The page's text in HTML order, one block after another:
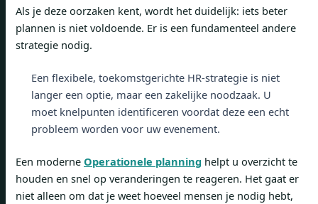
Als je deze oorzaken kent, wordt het duidelijk: iets beter
plannen is niet voldoende. Er is een fundamenteel andere
strategie nodig.
Een flexibele, toekomstgerichte HR-strategie is niet
langer een optie, maar een zakelijke noodzaak. U
moet knelpunten identificeren voordat deze een echt
probleem worden voor uw evenement.
Een moderne Operationele planning helpt u overzicht te
houden en snel op veranderingen te reageren. Het gaat er
niet alleen om dat je weet hoeveel mensen je nodig hebt,